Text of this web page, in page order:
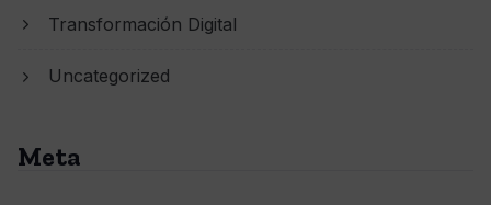
Transformación Digital
Uncategorized
Meta